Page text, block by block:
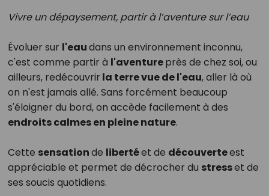
Vivre un dépaysement, partir à l’aventure sur l’eau
Évoluer sur l'eaudans un environnement inconnu,
c'est comme partir à l'aventureprès de chez soi, ou
ailleurs, redécouvrir la terre vue de l'eau, aller là où
on n'est jamais allé. Sans forcément beaucoup
s'éloigner du bord, on accède facilement à des
endroits calmes en pleine nature.
Cette sensationde libertéet de découverteest
appréciable et permet de décrocher du stresset de
ses soucis quotidiens.